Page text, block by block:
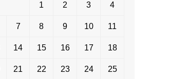
1 2 3 4
7 8 9 10 11
14 15 16 17 18
21 22 23 24 25